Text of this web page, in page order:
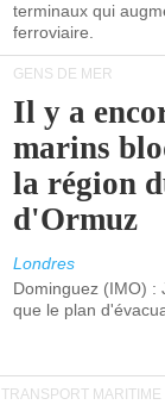
terminaux qui
ferroviaire.
GENS DE MER
Il y a
marins
la région
d'Ormuz
Londres
Dominguez (IMO) :
que le plan
TRANSPORT MARITIME